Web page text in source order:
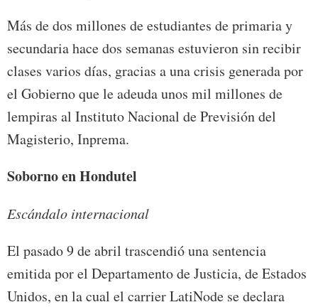
Más de dos millones de estudiantes de primaria y
secundaria hace dos semanas estuvieron sin recibir
clases varios días, gracias a una crisis generada por
el Gobierno que le adeuda unos mil millones de
lempiras al Instituto Nacional de Previsión del
Magisterio, Inprema.
Soborno en Hondutel
Escándalo internacional
El pasado 9 de abril trascendió una sentencia
emitida por el Departamento de Justicia, de Estados
Unidos, en la cual el carrier LatiNode se declara